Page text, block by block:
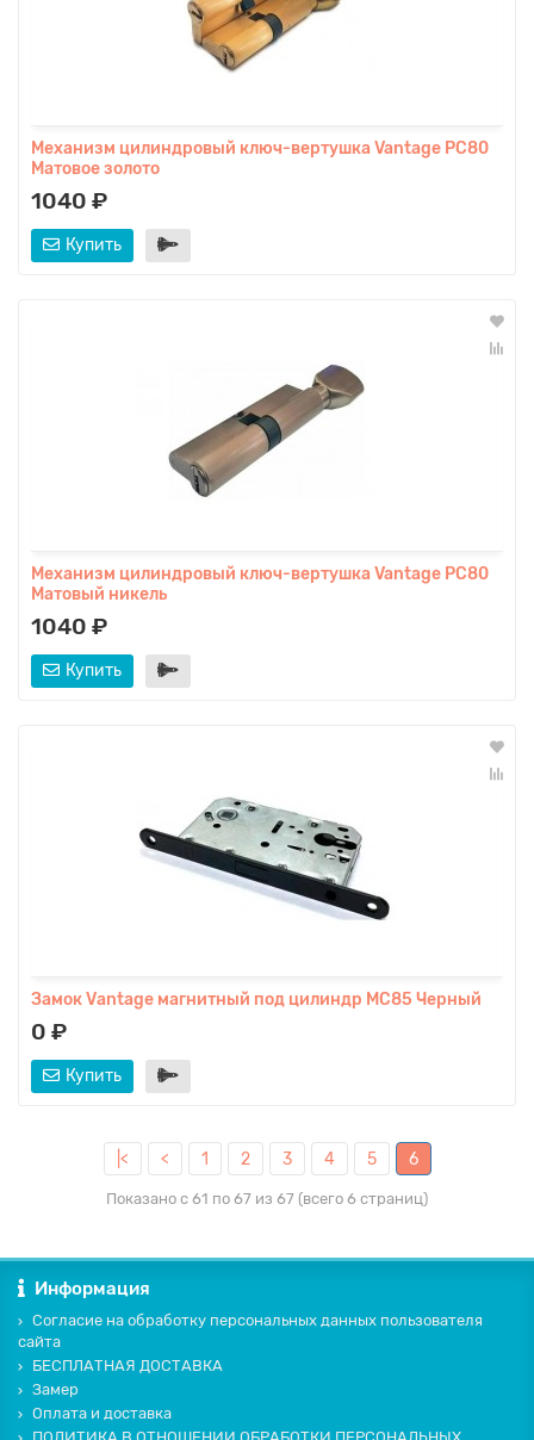
Механизм цилиндровый ключ-вертушка Vantage PC80
Матовое золото
1040 ₽
Купить
Механизм цилиндровый ключ-вертушка Vantage PC80
Матовый никель
1040 ₽
Купить
Замок Vаntage магнитный под цилиндр MC85 Черный
0 ₽
Купить
|< < 1 2 3 4 5 6
Показано с 61 по 67 из 67 (всего 6 страниц)
Информация
Согласие на обработку персональных данных пользователя
сайта
БЕСПЛАТНАЯ ДОСТАВКА
Замер
Оплата и доставка